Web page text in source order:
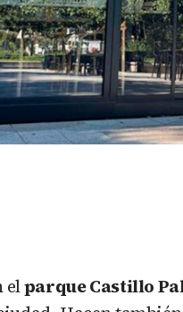
elparque Castillo